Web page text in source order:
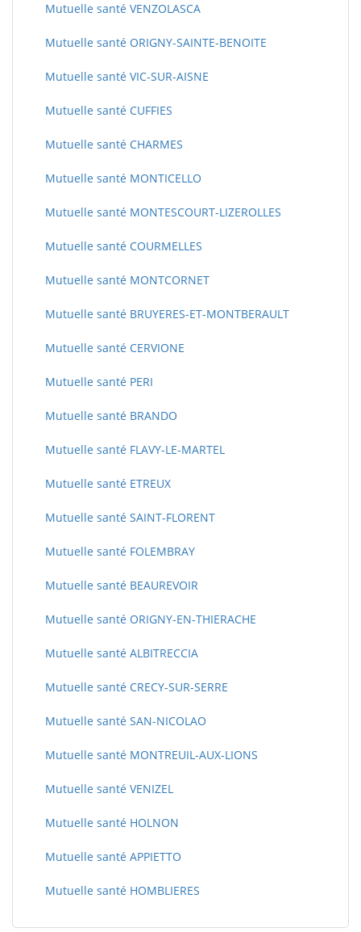
Mutuelle santé VENZOLASCA
Mutuelle santé ORIGNY-SAINTE-BENOITE
Mutuelle santé VIC-SUR-AISNE
Mutuelle santé CUFFIES
Mutuelle santé CHARMES
Mutuelle santé MONTICELLO
Mutuelle santé MONTESCOURT-LIZEROLLES
Mutuelle santé COURMELLES
Mutuelle santé MONTCORNET
Mutuelle santé BRUYERES-ET-MONTBERAULT
Mutuelle santé CERVIONE
Mutuelle santé PERI
Mutuelle santé BRANDO
Mutuelle santé FLAVY-LE-MARTEL
Mutuelle santé ETREUX
Mutuelle santé SAINT-FLORENT
Mutuelle santé FOLEMBRAY
Mutuelle santé BEAUREVOIR
Mutuelle santé ORIGNY-EN-THIERACHE
Mutuelle santé ALBITRECCIA
Mutuelle santé CRECY-SUR-SERRE
Mutuelle santé SAN-NICOLAO
Mutuelle santé MONTREUIL-AUX-LIONS
Mutuelle santé VENIZEL
Mutuelle santé HOLNON
Mutuelle santé APPIETTO
Mutuelle santé HOMBLIERES